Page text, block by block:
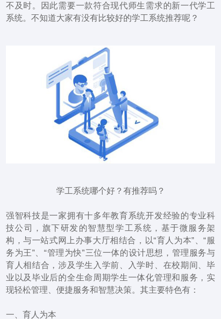
不及时。因此需要一款符合现代师生需求的新一代学工
系统。不知道大家有没有比较好的学工系统推荐呢？
学工系统哪个好？有推荐吗？
强智科技是一家拥有十多年教育系统开发经验的专业科
技公司，旗下研发的智慧型学工系统，基于微服务架
构，与一站式网上办事大厅相结合，以“育人为本”、“服
务为王”、“管理为快”三位一体的设计思想，管理服务与
育人相结合，涉及学生入学前、入学时、在校期间、毕
业以及毕业后的全生命周期学生一体化管理和服务，实
现轻松管理、便捷服务和智慧决策。其主要特色有：
一、育人为本